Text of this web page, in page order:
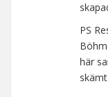
PS
här
skämt.